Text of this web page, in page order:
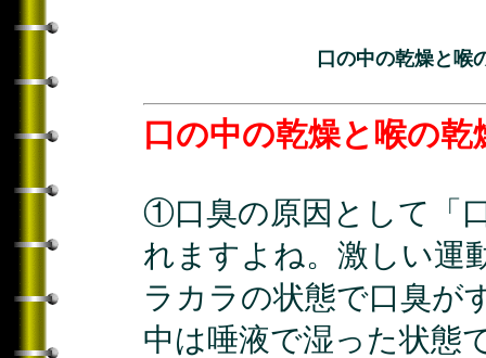
口の中の乾燥と喉
口の中の乾燥と喉の乾
①口臭の原因として「
れますよね。激しい運
ラカラの状態で口臭が
中は唾液で湿った状態